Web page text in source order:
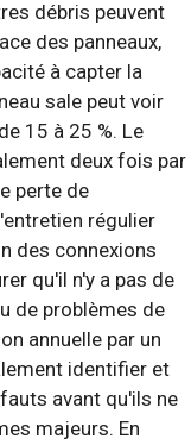
débris peuvent
des panneaux,
à capter la
sale peut voir
15 à 25 %. Le
deux fois par
perte de
régulier
des connexions
qu'il n'y a pas de
de problèmes de
annuelle par un
identifier et
avant qu'ils ne
majeurs. En